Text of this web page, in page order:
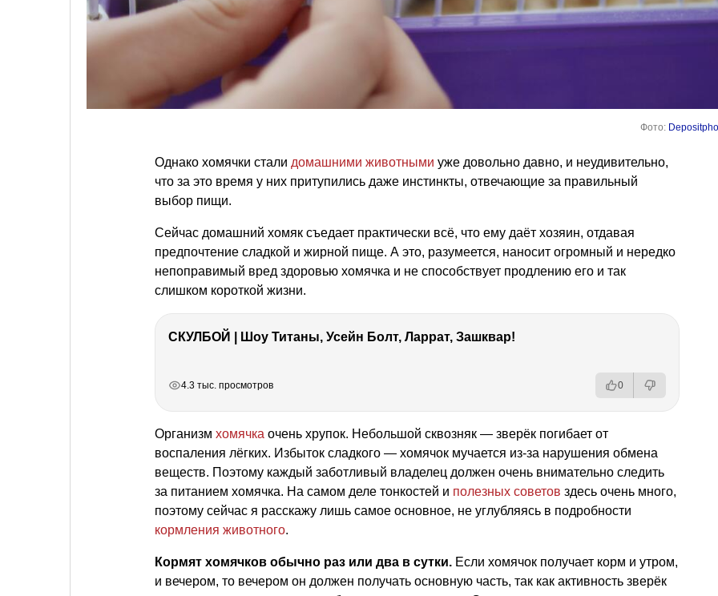
Фото:
Однако хомячки стали домашними животными уже довольно давно, и неудивительно,
что за это время у них притупились даже инстинкты, отвечающие за правильный
выбор пищи.
Сейчас домашний хомяк съедает практически всё, что ему даёт хозяин, отдавая
предпочтение сладкой и жирной пище. А это, разумеется, наносит огромный и нередко
непоправимый вред здоровью хомячка и не способствует продлению его и так
слишком короткой жизни.
СКУЛБОЙ | Шоу Титаны, Усейн Болт, Ларрат, Зашквар!
4.3 тыс. просмотров 0
Организм хомячка очень хрупок. Небольшой сквозняк — зверёк погибает от
воспаления лёгких. Избыток сладкого — хомячок мучается из-за нарушения обмена
веществ. Поэтому каждый заботливый владелец должен очень внимательно следить
за питанием хомячка. На самом деле тонкостей и полезных советов здесь очень много,
поэтому сейчас я расскажу лишь самое основное, не углубляясь в подробности
кормления животного.
Кормят хомячков обычно раз или два в сутки. Если хомячок получает корм и утром,
и вечером, то вечером он должен получать основную часть, так как активность зверёк